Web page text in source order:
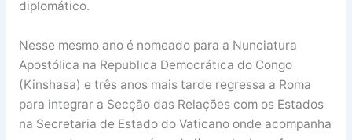
diplomático.
Nesse mesmo ano é nomeado para a Nunciatura
Apostólica na Republica Democrática do Congo
(Kinshasa) e três anos mais tarde regressa a Roma
para integrar a Secção das Relações com os Estados
na Secretaria de Estado do Vaticano onde acompanha